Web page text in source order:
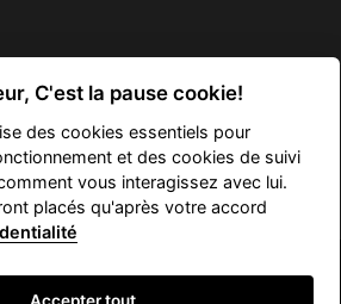
Point East Drive #L-215. Aventura.
Corp.
C'est la pause cookie!
des cookies essentiels pour
et des cookies de suivi
vous interagissez avec lui.
placés qu'après votre accord